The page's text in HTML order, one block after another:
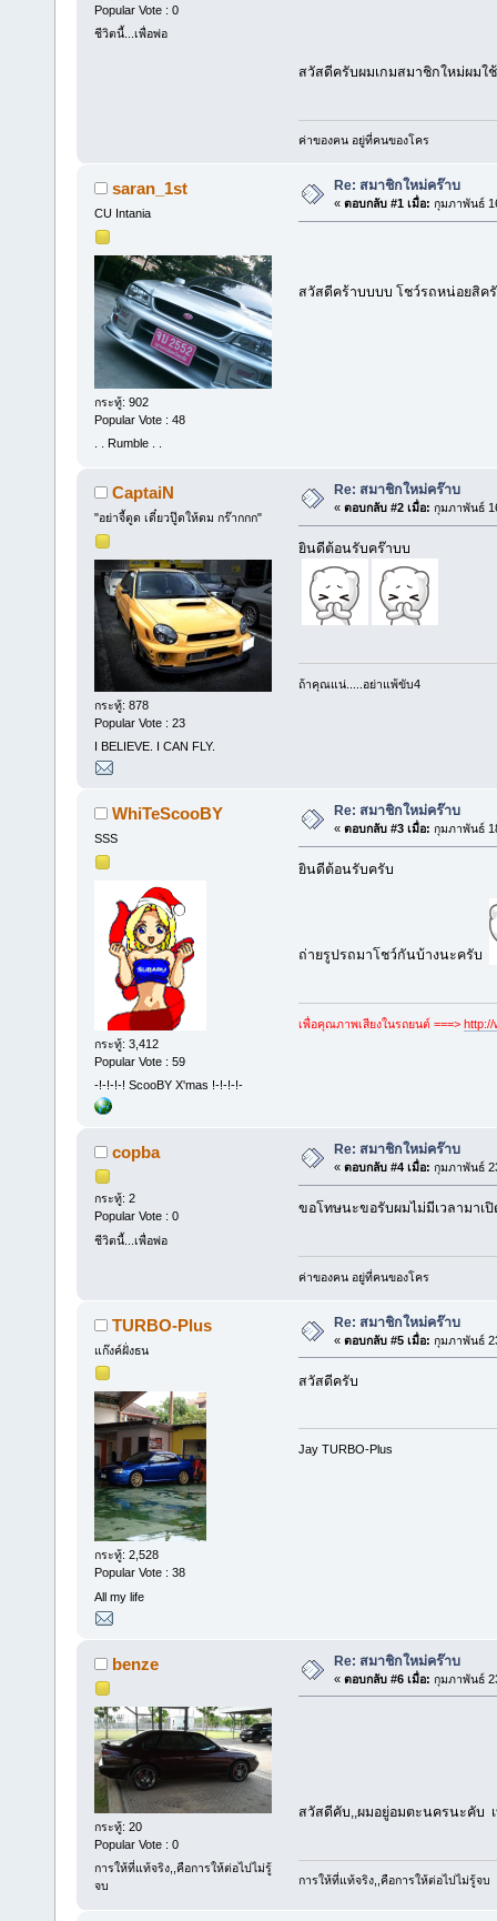
Popular Vote : 0
ชีวิตนี้...เพื่อพ่อ
สวัสดีครับผมเกมสมาชิกใหม่ผมใ
ค่าของฅน อยู่ที่คนของโคร
saran_1st
CU Intania
กระทู้: 902
Popular Vote : 48
. . Rumble . .
Re: สมาชิกใหม่คร๊าบ
« ตอบกลับ #1 เมื่อ: กุมภาพันธ์
สวัสดีคร้าบบบบ โชว์รถหน่อยสิค
CaptaiN
"อย่าจี้ตูด เดี๋ยวปู๊ดให้ดม กร๊ากกก"
กระทู้: 878
Popular Vote : 23
I BELIEVE. I CAN FLY.
Re: สมาชิกใหม่คร๊าบ
« ตอบกลับ #2 เมื่อ: กุมภาพันธ์
ยินดีต้อนรับคร๊าบบ
ถ้าคุณแน่.....อย่าแพ้ขับ4
WhiTeScooBY
SSS
กระทู้: 3,412
Popular Vote : 59
-!-!-!-! ScooBY X'mas !-!-!-!-
Re: สมาชิกใหม่คร๊าบ
« ตอบกลับ #3 เมื่อ: กุมภาพันธ์
ยินดีต้อนรับครับ
ถ่ายรูปรถมาโชว์กันบ้างนะครับ
เพื่อคุณภาพเสียงในรถยนต์ ===> http://
copba
กระทู้: 2
Popular Vote : 0
ชีวิตนี้...เพื่อพ่อ
Re: สมาชิกใหม่คร๊าบ
« ตอบกลับ #4 เมื่อ: กุมภาพันธ์
ขอโทษนะขอรับผมไม่มีเวลามาเ
ค่าของฅน อยู่ที่คนของโคร
TURBO-Plus
แก๊งค์ฝั่งธน
กระทู้: 2,528
Popular Vote : 38
All my life
Re: สมาชิกใหม่คร๊าบ
« ตอบกลับ #5 เมื่อ: กุมภาพันธ์
สวัสดีครับ
Jay TURBO-Plus
benze
กระทู้: 20
Popular Vote : 0
การให้ที่แท้จริง,,คือการให้ต่อไปไม่รู้
จบ
Re: สมาชิกใหม่คร๊าบ
« ตอบกลับ #6 เมื่อ: กุมภาพันธ์
สวัสดีคับ,,ผมอยู่อมตะนครนะคับ
การให้ที่แท้จริง,,คือการให้ต่อไปไม่รู้จบ